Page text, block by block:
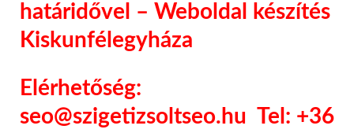
határidővel – Weboldal készítés
Kiskunfélegyháza
Elérhetőség:
seo@szigetizsoltseo.hu Tel: +36